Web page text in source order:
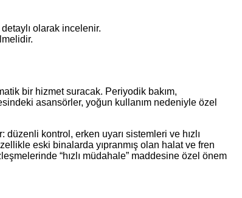
olarak incelenir.
bir hizmet suracak. Periyodik bakım,
asansörler, yoğun kullanım nedeniyle özel
düzenli kontrol, erken uyarı sistemleri ve hızlı
eski binalarda yıpranmış olan halat ve fren
“hızlı müdahale” maddesine özel önem